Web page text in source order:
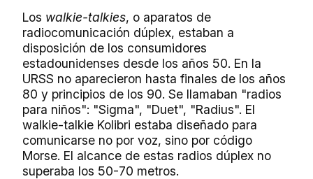
Los walkie-talkies, o aparatos de
radiocomunicación dúplex, estaban a
disposición de los consumidores
estadounidenses desde los años 50. En la
URSS no aparecieron hasta finales de los años
80 y principios de los 90. Se llamaban "radios
para niños": "Sigma", "Duet", "Radius". El
walkie-talkie Kolibri estaba diseñado para
comunicarse no por voz, sino por código
Morse. El alcance de estas radios dúplex no
superaba los 50-70 metros.